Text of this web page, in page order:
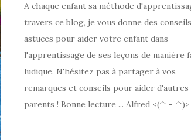
A chaque enfant sa méthode
travers ce blog, je vous donne des
astuces pour aider votre enfant dans
l'apprentissage de ses leçons de manière
ludique. N'hésitez pas à partager à vos
remarques et conseils pour aider d'autres
parents ! Bonne lecture ... Alfred <(^ - ^)>